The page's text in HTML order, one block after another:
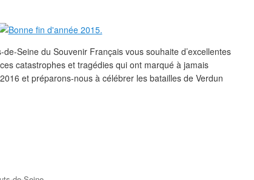
Seine du Souvenir Français vous souhaite d’excellentes
catastrophes et tragédies qui ont marqué à jamais
et préparons-nous à célébrer les batailles de Verdun